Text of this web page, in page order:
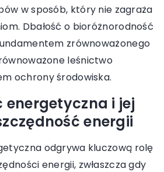
w sposób, który nie zagraża
Dbałość o bioróżnorodność
zrównoważonego
leśnictwo
ochrony środowiska.
energetyczna i jej
energii
odgrywa kluczową rolę
energii, zwłaszcza gdy